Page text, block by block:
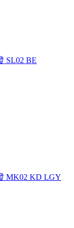
SL02 BE
MK02 KD LGY